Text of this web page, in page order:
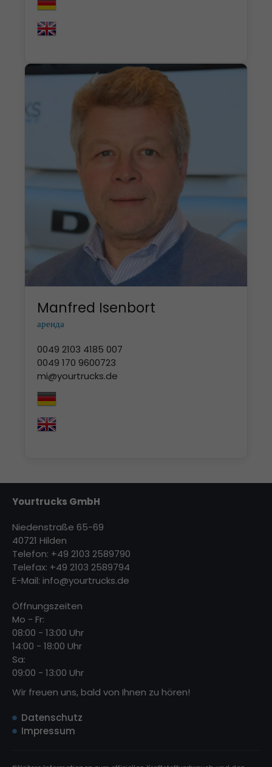
Manfred Isenbort
аренда
0049 2103 4185 007
0049 170 9600723
mi@yourtrucks.de
Yourtrucks GmbH
Niedenstraße 65-69
40721 Hilden
Telefon: +49 2103 2589790
Telefax: +49 2103 2589794
E-Mail: info@yourtrucks.de
Öffnungszeiten
Mo - Fr:
08:00 - 13:00 Uhr
14:00 - 18:00 Uhr
Sa:
09:00 - 13:00 Uhr
Wir freuen uns, bald von Ihnen zu hören!
Datenschutz
Impressum